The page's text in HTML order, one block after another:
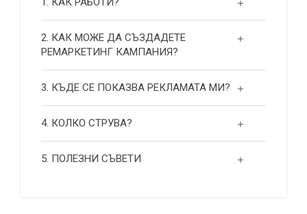
2. КАК МОЖЕ ДА СЪЗДАДЕТЕ
РЕМАРКЕТИНГ КАМПАНИЯ?
3. КЪДЕ СЕ ПОКАЗВА РЕКЛАМАТА МИ?
4. КОЛКО СТРУВА?
5. ПОЛЕЗНИ СЪВЕТИ